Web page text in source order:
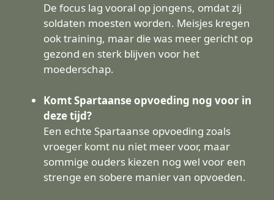
De focus lag vooral op jongens, omdat zij
soldaten moesten worden. Meisjes kregen
ook training, maar die was meer gericht op
gezond en sterk blijven voor het
moederschap.
Komt Spartaanse opvoeding nog voor in
deze tijd?
Een echte Spartaanse opvoeding zoals
vroeger komt nu niet meer voor, maar
sommige ouders kiezen nog wel voor een
strenge en sobere manier van opvoeden.